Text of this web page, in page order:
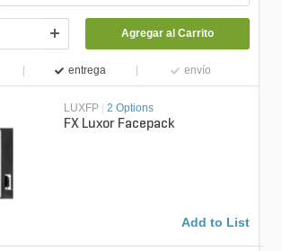
Agregar al Carrito
entrega envío
LUXFP | 2 Options
FX Luxor Facepack
Add to List